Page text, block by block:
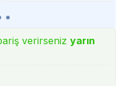
verirseniz yarın